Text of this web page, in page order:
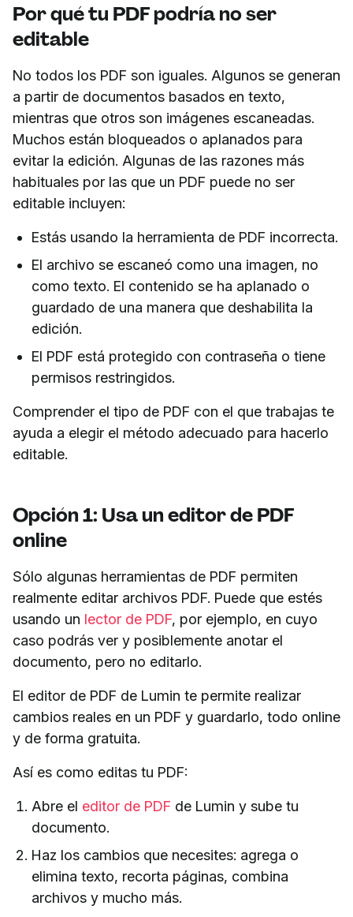
Por qué tu PDF podría no ser
editable
No todos los PDF son iguales. Algunos se generan
a partir de documentos basados en texto,
mientras que otros son imágenes escaneadas.
Muchos están bloqueados o aplanados para
evitar la edición. Algunas de las razones más
habituales por las que un PDF puede no ser
editable incluyen:
Estás usando la herramienta de PDF incorrecta.
El archivo se escaneó como una imagen, no
como texto. El contenido se ha aplanado o
guardado de una manera que deshabilita la
edición.
El PDF está protegido con contraseña o tiene
permisos restringidos.
Comprender el tipo de PDF con el que trabajas te
ayuda a elegir el método adecuado para hacerlo
editable.
Opción 1: Usa un editor de PDF
online
Sólo algunas herramientas de PDF permiten
realmente editar archivos PDF. Puede que estés
usando un lector de PDF, por ejemplo, en cuyo
caso podrás ver y posiblemente anotar el
documento, pero no editarlo.
El editor de PDF de Lumin te permite realizar
cambios reales en un PDF y guardarlo, todo online
y de forma gratuita.
Así es como editas tu PDF:
Abre el editor de PDF de Lumin y sube tu
documento.
Haz los cambios que necesites: agrega o
elimina texto, recorta páginas, combina
archivos y mucho más.